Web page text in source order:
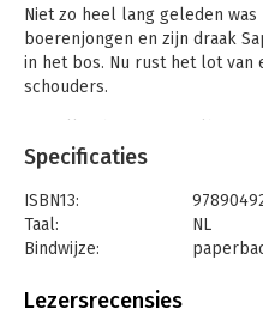
Niet zo heel lang geleden was
boerenjongen en zijn draak
in het bos. Nu rust het lot van
schouders.
opnemen. Er zal geen tweede
draak hebben al meer bereikt
maar kunnen ze Galbatorix
Alagaësia doen zegevieren?
Specificaties
ISBN13:
Taal:
NL
Bindwijze:
Uitgever:
Lezersrecensies